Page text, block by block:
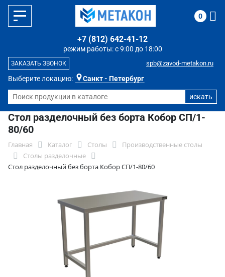
Выберите локацию: Санкт - Петербург
режим работы: с 9:00 до 18:00
+7 (812) 642-41-12
spb@zavod-metakon.ru
ЗАКАЗАТЬ ЗВОНОК
0
Стол разделочный без борта Кобор СП/1-
80/60
Главная Каталог Столы
Производственные столы
Столы разделочные
Стол разделочный без борта Кобор СП/1-80/60